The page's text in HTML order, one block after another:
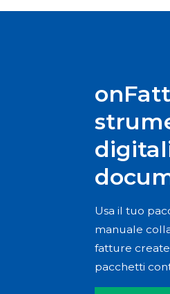
Usa il tuo
manuale
fatture create
pacchetti